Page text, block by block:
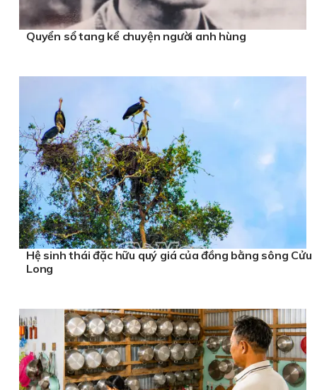
Quyển sổ tang kể chuyện người anh hùng
Hệ sinh thái đặc hữu quý giá của đồng bằng sông Cửu
Long